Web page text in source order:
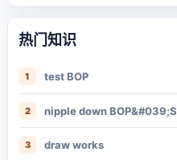
热门知识
1 test BOP
2 nipple down BOP&#039;S
3 draw works